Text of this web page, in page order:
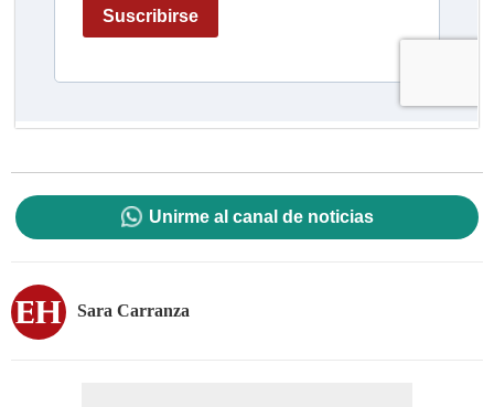
Unirme al canal de noticias
Sara Carranza